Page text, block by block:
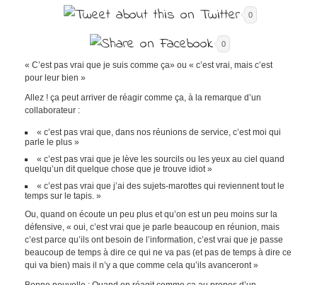
0
0
« C’est pas vrai que je suis comme ça» ou « c’est vrai, mais c’est
pour leur bien »
Allez ! ça peut arriver de réagir comme ça, à la remarque d’un
collaborateur :
« c’est pas vrai que, dans nos réunions de service, c’est moi qui
parle le plus »
« c’est pas vrai que je lève les sourcils ou les yeux au ciel quand
quelqu’un dit quelque chose que je trouve idiot »
« c’est pas vrai que j’ai des sujets-marottes qui reviennent tout le
temps sur le tapis. »
Ou, quand on écoute un peu plus et qu’on est un peu moins sur la
défensive, « oui, c’est vrai que je parle beaucoup en réunion, mais
c’est parce qu’ils ont besoin de l’information, c’est vrai que je passe
beaucoup de temps à dire ce qui ne va pas (et pas de temps à dire ce
qui va bien) mais il n’y a que comme cela qu’ils avanceront »